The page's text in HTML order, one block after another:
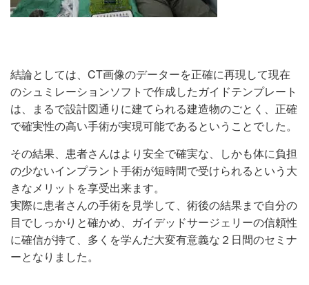
結論としては、CT画像のデーターを正確に再現して現在
のシュミレーションソフトで作成したガイドテンプレート
は、まるで設計図通りに建てられる建造物のごとく、正確
で確実性の高い手術が実現可能であるということでした。
その結果、患者さんはより安全で確実な、しかも体に負担
の少ないインプラント手術が短時間で受けられるという大
きなメリットを享受出来ます。
実際に患者さんの手術を見学して、術後の結果まで自分の
目でしっかりと確かめ、ガイデッドサージェリーの信頼性
に確信が持て、多くを学んだ大変有意義な２日間のセミナ
ーとなりました。